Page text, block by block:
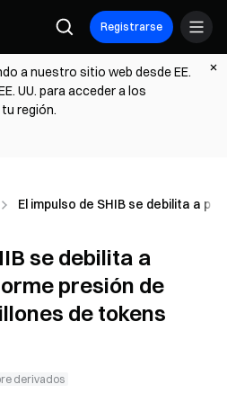
Registrarse
a nuestro sitio web desde EE.
UU. para acceder a los
región.
El impulso de SHIB se debilita a
se debilita a
presión de
de tokens
derivados